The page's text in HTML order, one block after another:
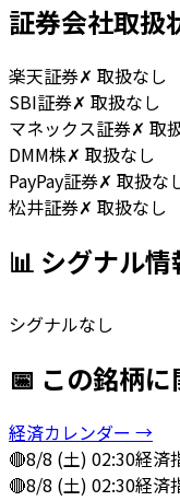
証券会社取扱
楽天証券✗ 取扱なし
SBI証券✗ 取扱なし
マネックス証券✗ 取
DMM株✗ 取扱なし
PayPay証券✗ 取扱な
松井証券✗ 取扱なし
📊 シグナル情
シグナルなし
📅 この銘柄
経済カレンダー →
🔴8/8 (土) 02:30経済
🔴8/8 (土) 02:30経済